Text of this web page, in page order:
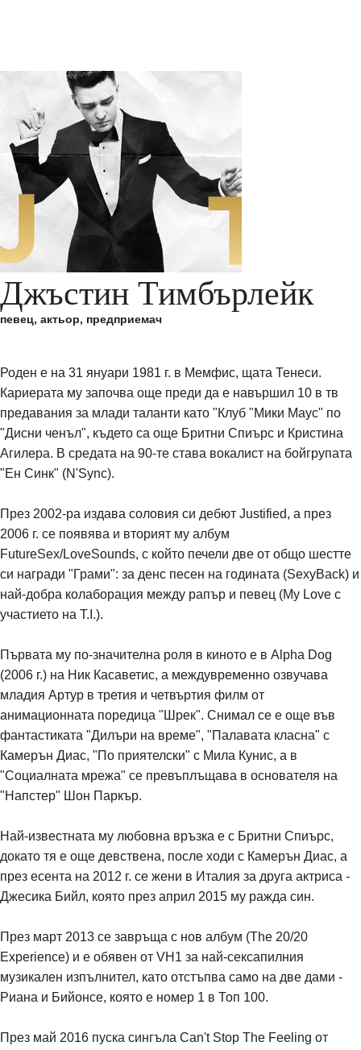
Джъстин Тимбърлейк
певец, актьор, предприемач
Роден е на 31 януари 1981 г. в Мемфис, щата Тенеси.
Кариерата му започва още преди да е навършил 10 в тв
предавания за млади таланти като "Клуб "Мики Маус" по
"Дисни ченъл", където са още Бритни Спиърс и Кристина
Агилера. В средата на 90-те става вокалист на бойгрупата
"Ен Синк" (N'Sync).
През 2002-ра издава соловия си дебют Justified, а през
2006 г. се появява и вторият му албум
FutureSex/LoveSounds, с който печели две от общо шестте
си награди "Грами": за денс песен на годината (SexyBack) и
най-добра колаборация между рапър и певец (My Love с
участието на T.I.).
Първата му по-значителна роля в киното е в Alpha Dog
(2006 г.) на Ник Касаветис, а междувременно озвучава
младия Артур в третия и четвъртия филм от
анимационната поредица "Шрек". Снимал се е още във
фантастиката "Дилъри на време", "Палавата класна" с
Камерън Диас, "По приятелски" с Мила Кунис, а в
"Социалната мрежа" се превъплъщава в основателя на
"Напстер" Шон Паркър.
Най-известната му любовна връзка е с Бритни Спиърс,
докато тя е още девствена, после ходи с Камерън Диас, а
през есента на 2012 г. се жени в Италия за друга актриса -
Джесика Бийл, която през април 2015 му ражда син.
През март 2013 се завръща с нов албум (The 20/20
Experience) и е обявен от VH1 за най-сексапилния
музикален изпълнител, като отстъпва само на две дами -
Риана и Бийонсе, която е номер 1 в Топ 100.
През май 2016 пуска сингъла Can't Stop The Feeling от